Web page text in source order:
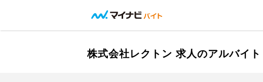
株式会社レクトン 求人のアルバイ